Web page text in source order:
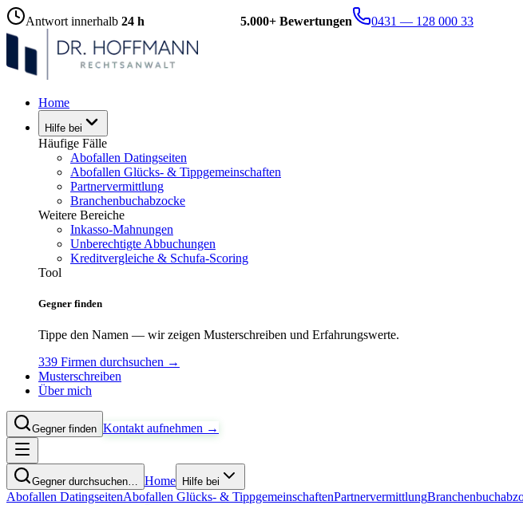
Antwort innerhalb 24 h 5.000+ Bewertungen 0431 — 128 000 33
Home
Hilfe bei
Häufige Fälle
Abofallen Datingseiten
Abofallen Glücks- & Tippgemeinschaften
Partnervermittlung
Branchenbuchabzocke
Weitere Bereiche
Inkasso-Mahnungen
Unberechtigte Abbuchungen
Kreditvergleiche & Schufa-Scoring
Tool
Gegner finden
Tippe den Namen — wir zeigen Musterschreiben und Erfahrungswerte.
339 Firmen durchsuchen →
Musterschreiben
Über mich
Gegner finden Kontakt aufnehmen →
Gegner durchsuchen… Home Hilfe bei
Abofallen DatingseitenAbofallen Glücks- & TippgemeinschaftenPartnervermittlung